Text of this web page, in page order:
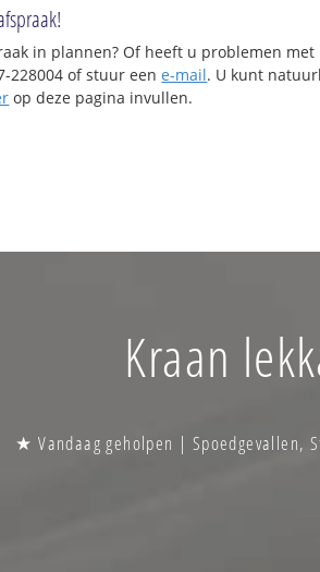
in plannen? Of heeft u problemen met
228004 of stuur eene-mail. U kunt
op deze pagina invullen.
Kraan
★ Vandaag geholpen | Spoedgevallen,